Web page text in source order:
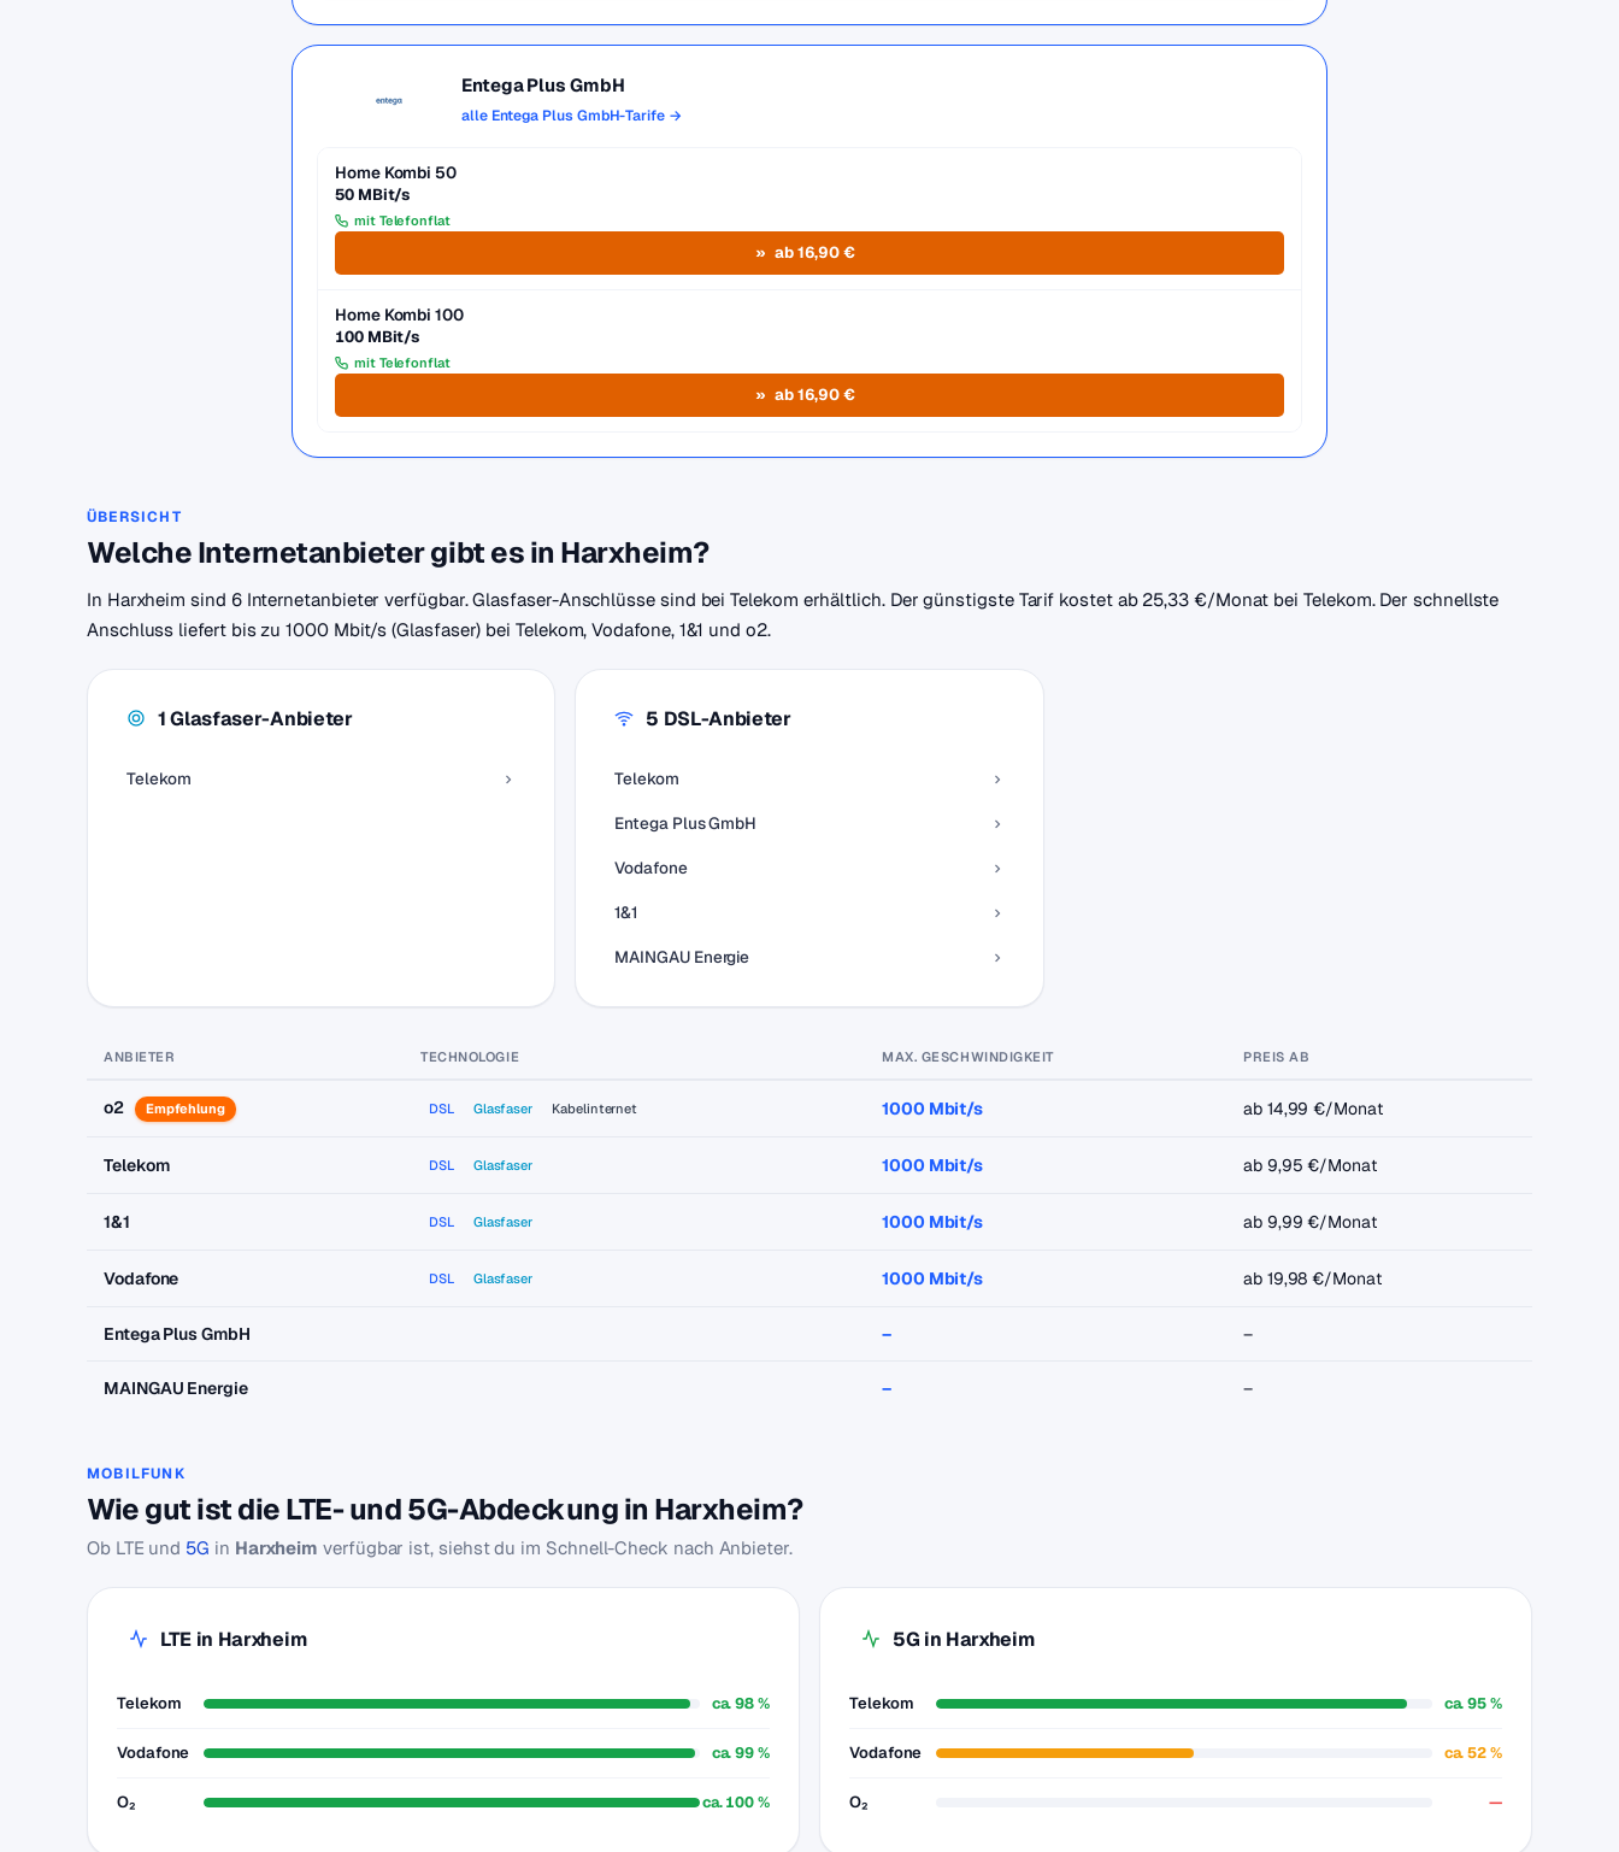
Entega Plus GmbH
alle Entega Plus GmbH-Tarife →
Home Kombi 50
50 MBit/s
mit Telefonflat
ab 16,90 €
Home Kombi 100
100 MBit/s
mit Telefonflat
ab 16,90 €
ÜBERSICHT
Welche Internetanbieter gibt es in Harxheim?
In Harxheim sind 6 Internetanbieter verfügbar. Glasfaser-Anschlüsse sind bei Telekom erhältlich. Der günstigste Tarif kostet ab 25,33 €/Monat bei Telekom. Der schnellste
Anschluss liefert bis zu 1000 Mbit/s (Glasfaser) bei Telekom, Vodafone, 1&1 und o2.
1 Glasfaser-Anbieter
Telekom
5 DSL-Anbieter
Telekom
Entega Plus GmbH
Vodafone
1&1
MAINGAU Energie
ANBIETER TECHNOLOGIE MAX. GESCHWINDIGKEIT PREIS AB
o2 Empfehlung DSL Glasfaser Kabelinternet 1000 Mbit/s ab 14,99 €/Monat
Telekom DSL Glasfaser 1000 Mbit/s ab 9,95 €/Monat
1&1 DSL Glasfaser 1000 Mbit/s ab 9,99 €/Monat
Vodafone DSL Glasfaser 1000 Mbit/s ab 19,98 €/Monat
Entega Plus GmbH – –
MAINGAU Energie – –
MOBILFUNK
Wie gut ist die LTE- und 5G-Abdeckung in Harxheim?
Ob LTE und 5G in Harxheim verfügbar ist, siehst du im Schnell-Check nach Anbieter.
LTE in Harxheim
Telekom ca. 98 %
Vodafone ca. 99 %
O₂ ca. 100 %
5G in Harxheim
Telekom ca. 95 %
Vodafone ca. 52 %
O₂ —